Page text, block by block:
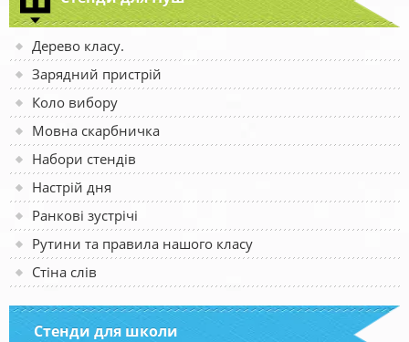
Дерево класу.
Зарядний пристрій
Коло вибору
Мовна скарбничка
Набори стендів
Настрій дня
Ранкові зустрічі
Рутини та правила нашого класу
Стіна слів
Стенди для школи